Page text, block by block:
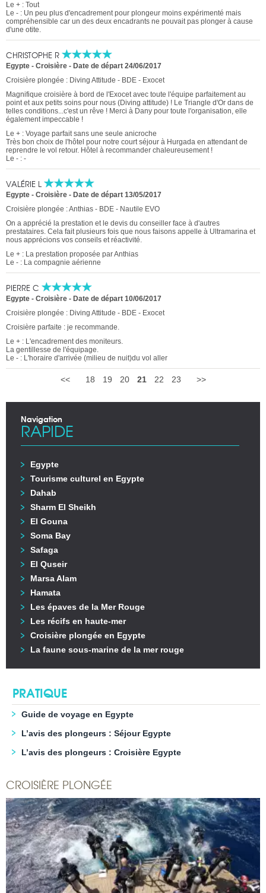
Le + : Tout
Le - : Un peu plus d'encadrement pour plongeur moins expérimenté mais
compréhensible car un des deux encadrants ne pouvait pas plonger à cause
d'une otite.
CHRISTOPHE R
Egypte - Croisière - Date de départ 24/06/2017
Croisière plongée : Diving Attitude - BDE - Exocet
Magnifique croisière à bord de l'Exocet avec toute l'équipe parfaitement au
point et aux petits soins pour nous (Diving attitude) ! Le Triangle d'Or dans de
telles conditions...c'est un rêve ! Merci à Dany pour toute l'organisation, elle
également impeccable !
Le + : Voyage parfait sans une seule anicroche
Très bon choix de l'hôtel pour notre court séjour à Hurgada en attendant de
reprendre le vol retour. Hôtel à recommander chaleureusement !
Le - : -
VALÉRIE L
Egypte - Croisière - Date de départ 13/05/2017
Croisière plongée : Anthias - BDE - Nautile EVO
On a apprécié la prestation et le devis du conseiller face à d'autres
prestataires. Cela fait plusieurs fois que nous faisons appelle à Ultramarina et
nous apprécions vos conseils et réactivité.
Le + : La prestation proposée par Anthias
Le - : La compagnie aérienne
PIERRE C
Egypte - Croisière - Date de départ 10/06/2017
Croisière plongée : Diving Attitude - BDE - Exocet
Croisière parfaite : je recommande.
Le + : L'encadrement des moniteurs.
La gentillesse de l'équipage.
Le - : L'horaire d'arrivée (milieu de nuit)du vol aller
<< 18 19 20 21 22 23 >>
Navigation
RAPIDE
Egypte
Tourisme culturel en Egypte
Dahab
Sharm El Sheikh
El Gouna
Soma Bay
Safaga
El Quseir
Marsa Alam
Hamata
Les épaves de la Mer Rouge
Les récifs en haute-mer
Croisière plongée en Egypte
La faune sous-marine de la mer rouge
PRATIQUE
Guide de voyage en Egypte
L’avis des plongeurs : Séjour Egypte
L’avis des plongeurs : Croisière Egypte
CROISIÈRE PLONGÉE